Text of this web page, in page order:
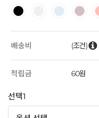
배송비 (조건)
적립금 60원
선택1